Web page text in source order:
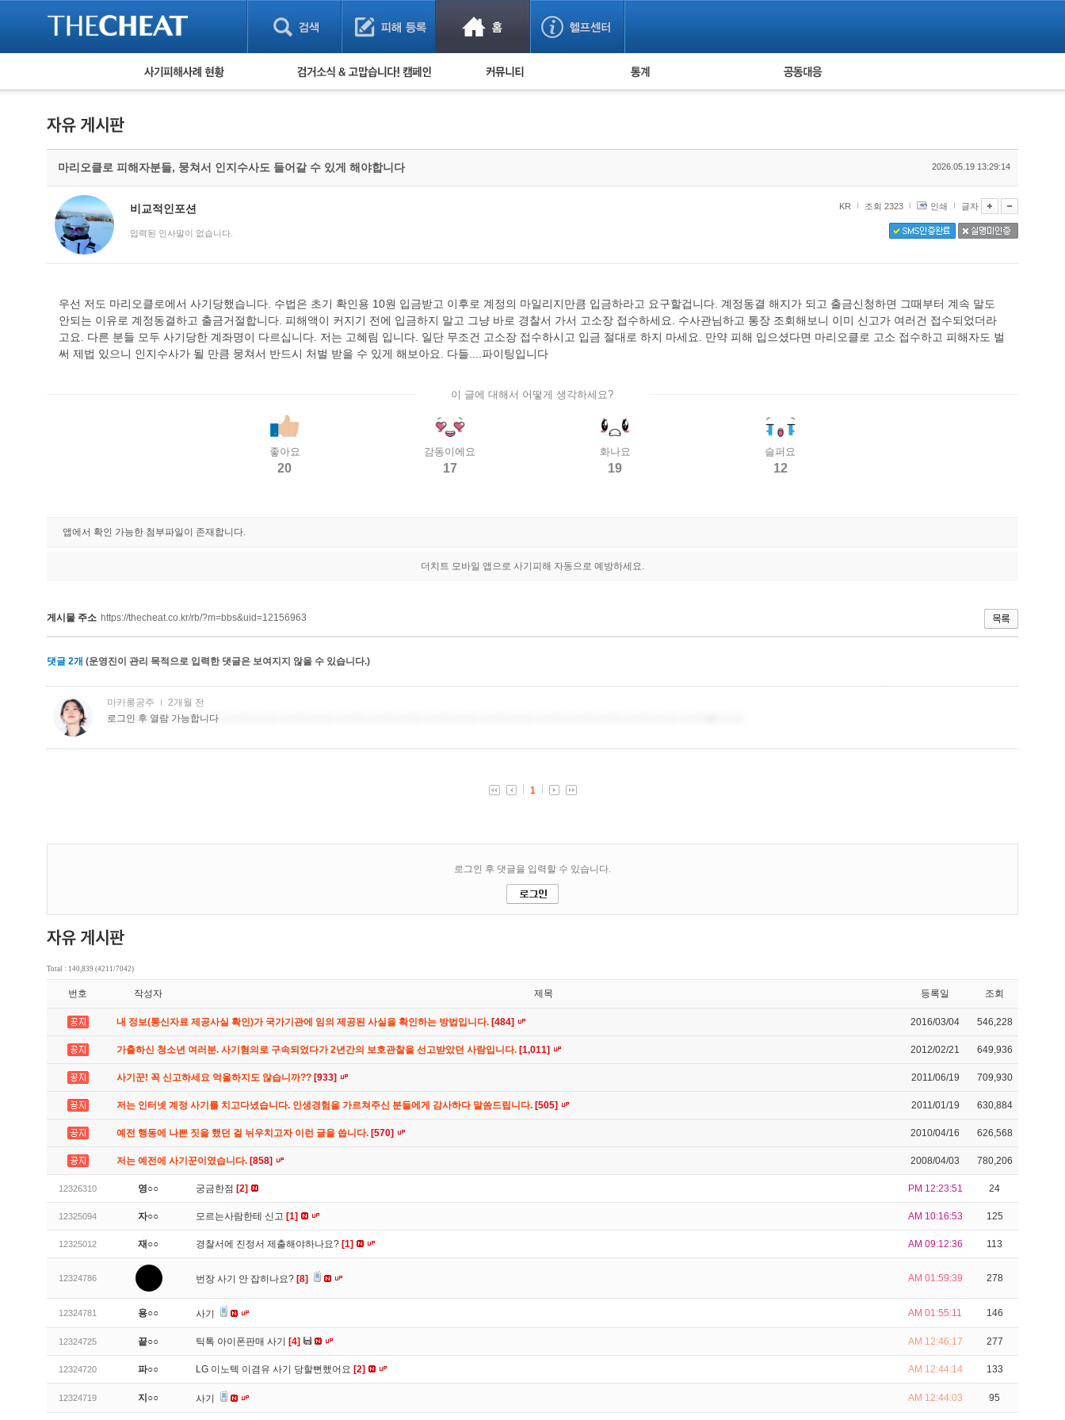
피해사례 현황
보이스피싱 피해사례
유해사이트 목록
비공개 피해사례
워킹홀리데이 피해사례
검거 소식 사기 예방했어요! 누적 피해사례 통계 피해자 공동대응
마리오클로 피해자분들, 뭉쳐서 인지수사도 들어갈 수 있게 해야합니다 2026.05.19 13:29:14
비교적인포션
입력된 인사말이 없습니다.
KR 조회 2323 인쇄 글자
우선 저도 마리오클로에서 사기당했습니다. 수법은 초기 확인용 10원 입금받고 이후로 계정의 마일리지만큼 입금하라고 요구할겁니다. 계정동결 해지가 되고 출금신청하면 그때부터 계속 말도
안되는 이유로 계정동결하고 출금거절합니다. 피해액이 커지기 전에 입금하지 말고 그냥 바로 경찰서 가서 고소장 접수하세요. 수사관님하고 통장 조회해보니 이미 신고가 여러건 접수되었더라
고요. 다른 분들 모두 사기당한 계좌명이 다르십니다. 저는 고혜림 입니다. 일단 무조건 고소장 접수하시고 입금 절대로 하지 마세요. 만약 피해 입으셨다면 마리오클로 고소 접수하고 피해자도 벌
써 제법 있으니 인지수사가 될 만큼 뭉쳐서 반드시 처벌 받을 수 있게 해보아요. 다들....파이팅입니다
이 글에 대해서 어떻게 생각하세요?
좋아요
20
감동이에요
17
화나요
19
슬퍼요
12
앱에서 확인 가능한 첨부파일이 존재합니다.
더치트 모바일 앱으로 사기피해 자동으로 예방하세요.
게시물 주소 https://thecheat.co.kr/rb/?m=bbs&uid=12156963
댓글 2개 (운영진이 관리 목적으로 입력한 댓글은 보여지지 않을 수 있습니다.)
Total : 140,839 (4211/7042)
번호 작성자 제목 등록일 조회
내 정보(통신자료 제공사실 확인)가 국가기관에 임의 제공된 사실을 확인하는 방법입니다. [484] 2016/03/04 546,228
가출하신 청소년 여러분. 사기혐의로 구속되었다가 2년간의 보호관찰을 선고받았던 사람입니다. [1,011] 2012/02/21 649,936
사기꾼! 꼭 신고하세요 억울하지도 않습니까?? [933] 2011/06/19 709,930
저는 인터넷 계정 사기를 치고다녔습니다. 인생경험을 가르쳐주신 분들에게 감사하다 말씀드립니다. [505] 2011/01/19 630,884
예전 행동에 나쁜 짓을 했던 걸 뉘우치고자 이런 글을 씁니다. [570] 2010/04/16 626,568
저는 예전에 사기꾼이였습니다. [858] 2008/04/03 780,206
12326310 영○○ 궁금한점 [2] PM 12:23:51 24
12325094 자○○ 모르는사람한테 신고 [1] AM 10:16:53 125
12325012 재○○ 경찰서에 진정서 제출해야하나요? [1] AM 09:12:36 113
12324786 번장 사기 안 잡히나요? [8] AM 01:59:39 278
12324781 용○○ 사기 AM 01:55:11 146
12324725 끝○○ 틱톡 아이폰판매 사기 [4] AM 12:46:17 277
12324720 파○○ LG 이노텍 이겸유 사기 당할뻔했어요 [2] AM 12:44:14 133
12324719 지○○ 사기 AM 12:44:03 95